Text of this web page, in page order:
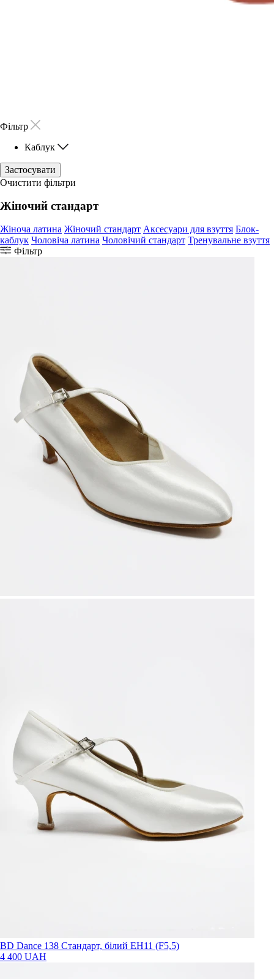
Фільтр
Каблук
Застосувати
Очистити фільтри
Жіночий стандарт
Жіноча латина Жіночий стандарт Аксесуари для взуття Блок-
каблук Чоловіча латина Чоловічий стандарт Тренувальне взуття
Фільтр
BD Dance 138 Стандарт, білий EH11 (F5,5)
4 400 UAH